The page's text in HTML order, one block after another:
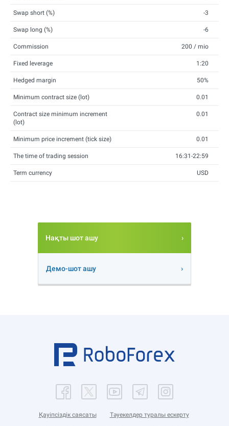
Swap short (%) -3
Swap long (%) -6
Commission 200 / mio
Fixed leverage 1:20
Hedged margin 50%
Minimum contract size (lot) 0.01
Contract size minimum increment
(lot)
0.01
Minimum price increment (tick size) 0.01
The time of trading session 16:31-22:59
Term currency USD
Нақты шот ашу
Демо-шот ашу
Қауіпсіздік саясаты Тәуекелдер туралы ескерту